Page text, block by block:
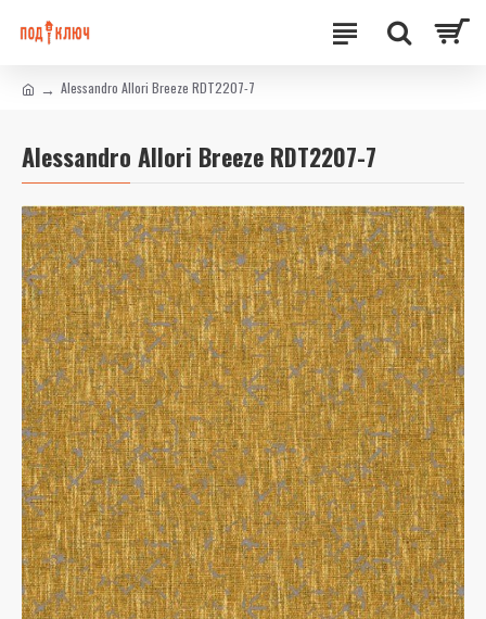
Alessandro Allori Breeze RDT2207-7
Alessandro Allori Breeze RDT2207-7